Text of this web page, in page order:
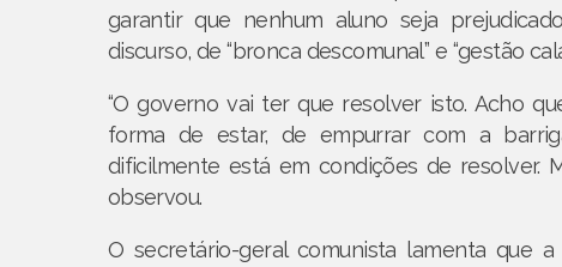
garantir que nenhum aluno seja
discurso, de “bronca descomunal” e “gestão
“O governo vai ter que resolver isto. Acho
forma de estar, de empurrar com a
dificilmente está em condições de resolver.
observou.
O secretário-geral comunista lamenta que